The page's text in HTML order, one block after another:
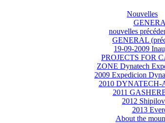
Nouvelles
nouvelles
GENERAL
19-09-2009
PROJECTS FOR
ZONE Dynatech
2009 Expedicion
2010
2011
2012
2013
About the